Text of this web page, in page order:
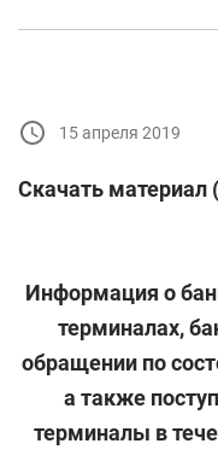
15 апреля 2019
Скачать материал (
Информация о
терминалах,
обращении по
а также
терминалы в